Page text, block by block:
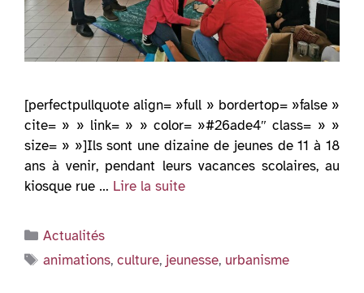
[perfectpullquote align= »full » bordertop= »false »
cite= » » link= » » color= »#26ade4″ class= » »
size= » »]Ils sont une dizaine de jeunes de 11 à 18
ans à venir, pendant leurs vacances scolaires, au
kiosque rue … Lire la suite
Catégories
Actualités
Étiquettes
animations,culture, jeunesse, urbanisme